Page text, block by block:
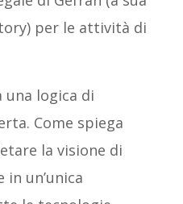
per le attività di
una logica di
Come spiega
la visione di
in un’unica